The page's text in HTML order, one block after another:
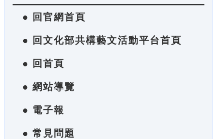
● 回官網首頁
● 回文化部共構藝文活動平台首頁
● 回首頁
● 網站導覽
● 電子報
● 常見問題